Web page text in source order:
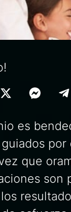
es
por
que
son